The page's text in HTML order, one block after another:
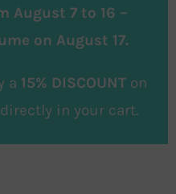
August 7 to 16 –
on August 17.
a 15% DISCOUNT on
in your cart.